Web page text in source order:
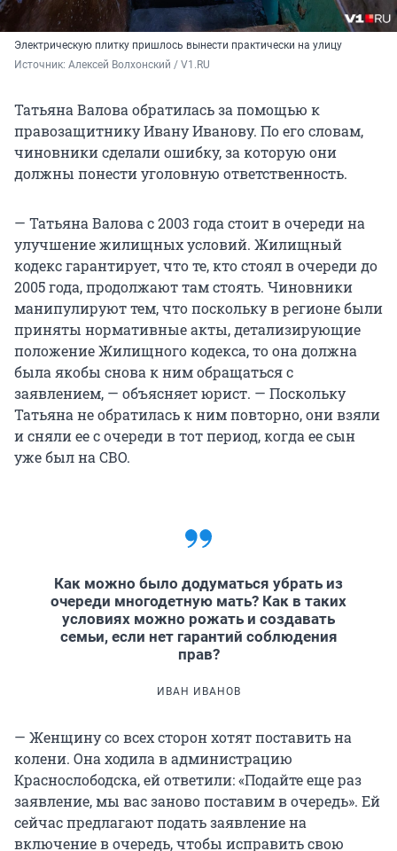
Электрическую плитку пришлось вынести практически на улицу
Источник: Алексей Волхонский / V1.RU
Татьяна Валова обратилась за помощью к
правозащитнику Ивану Иванову. По его словам,
чиновники сделали ошибку, за которую они
должны понести уголовную ответственность.
— Татьяна Валова с 2003 года стоит в очереди на
улучшение жилищных условий. Жилищный
кодекс гарантирует, что те, кто стоял в очереди до
2005 года, продолжают там стоять. Чиновники
манипулируют тем, что поскольку в регионе были
приняты нормативные акты, детализирующие
положение Жилищного кодекса, то она должна
была якобы снова к ним обращаться с
заявлением, — объясняет юрист. — Поскольку
Татьяна не обратилась к ним повторно, они взяли
и сняли ее с очереди в тот период, когда ее сын
уже был на СВО.
Как можно было додуматься убрать из
очереди многодетную мать? Как в таких
условиях можно рожать и создавать
семьи, если нет гарантий соблюдения
прав?
ИВАН ИВАНОВ
— Женщину со всех сторон хотят поставить на
колени. Она ходила в администрацию
Краснослободска, ей ответили: «Подайте еще раз
заявление, мы вас заново поставим в очередь». Ей
сейчас предлагают подать заявление на
включение в очередь, чтобы исправить свою